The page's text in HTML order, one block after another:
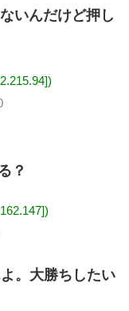
いんだけど押し
？
。大勝ちしたい